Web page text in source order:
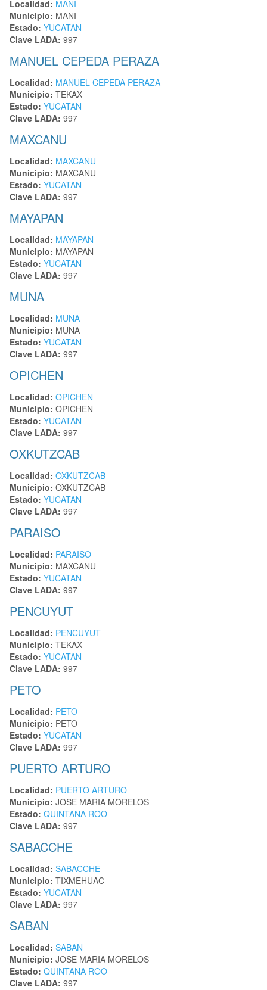
Localidad: MANI
Municipio: MANI
Estado: YUCATAN
Clave LADA: 997
MANUEL CEPEDA PERAZA
Localidad: MANUEL CEPEDA PERAZA
Municipio: TEKAX
Estado: YUCATAN
Clave LADA: 997
MAXCANU
Localidad: MAXCANU
Municipio: MAXCANU
Estado: YUCATAN
Clave LADA: 997
MAYAPAN
Localidad: MAYAPAN
Municipio: MAYAPAN
Estado: YUCATAN
Clave LADA: 997
MUNA
Localidad: MUNA
Municipio: MUNA
Estado: YUCATAN
Clave LADA: 997
OPICHEN
Localidad: OPICHEN
Municipio: OPICHEN
Estado: YUCATAN
Clave LADA: 997
OXKUTZCAB
Localidad: OXKUTZCAB
Municipio: OXKUTZCAB
Estado: YUCATAN
Clave LADA: 997
PARAISO
Localidad: PARAISO
Municipio: MAXCANU
Estado: YUCATAN
Clave LADA: 997
PENCUYUT
Localidad: PENCUYUT
Municipio: TEKAX
Estado: YUCATAN
Clave LADA: 997
PETO
Localidad: PETO
Municipio: PETO
Estado: YUCATAN
Clave LADA: 997
PUERTO ARTURO
Localidad: PUERTO ARTURO
Municipio: JOSE MARIA MORELOS
Estado: QUINTANA ROO
Clave LADA: 997
SABACCHE
Localidad: SABACCHE
Municipio: TIXMEHUAC
Estado: YUCATAN
Clave LADA: 997
SABAN
Localidad: SABAN
Municipio: JOSE MARIA MORELOS
Estado: QUINTANA ROO
Clave LADA: 997